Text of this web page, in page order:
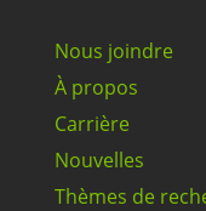
Nous joindre
À propos
Carrière
Nouvelles
Thèmes de